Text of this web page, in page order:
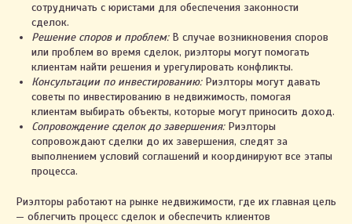
сотрудничать с юристами для обеспечения законности
сделок.
Решение споров и проблем: В случае возникновения споров
или проблем во время сделок, риэлторы могут помогать
клиентам найти решения и урегулировать конфликты.
Консультации по инвестированию: Риэлторы могут давать
советы по инвестированию в недвижимость, помогая
клиентам выбирать объекты, которые могут приносить доход.
Сопровождение сделок до завершения: Риэлторы
сопровождают сделки до их завершения, следят за
выполнением условий соглашений и координируют все этапы
процесса.
Риэлторы работают на рынке недвижимости, где их главная цель
— облегчить процесс сделок и обеспечить клиентов